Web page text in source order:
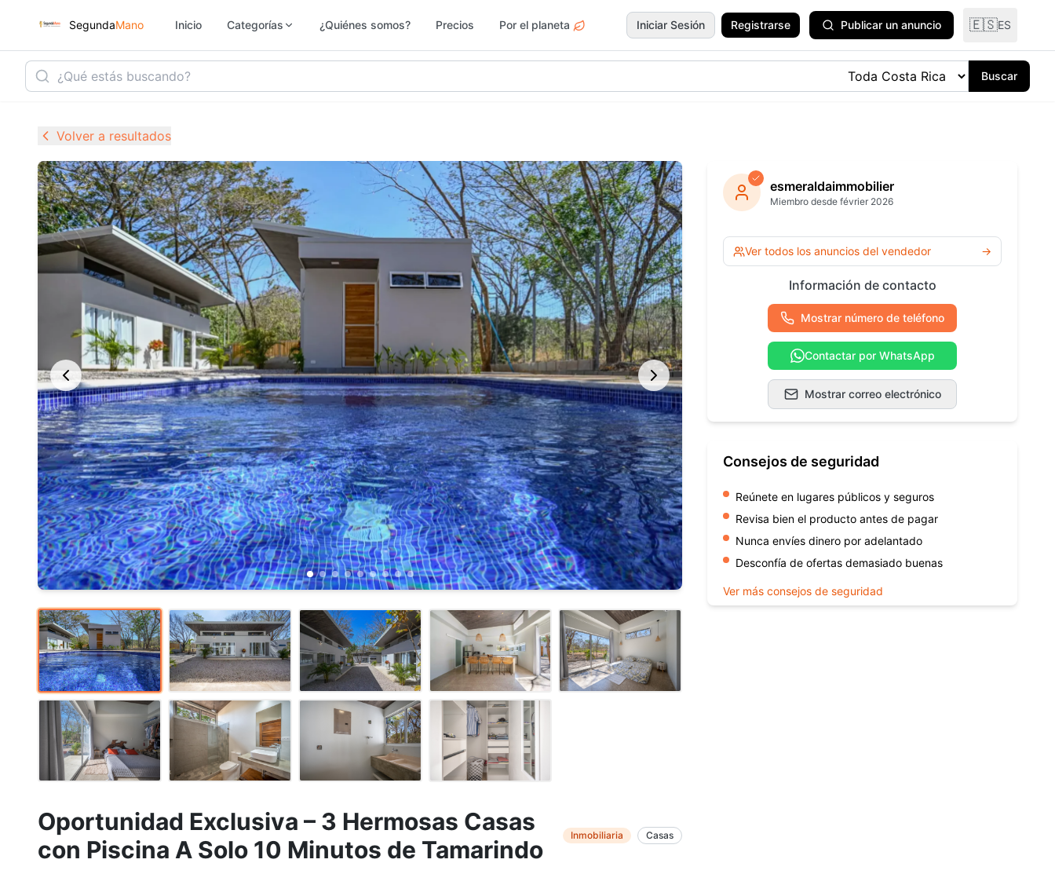
SegundaMano Inicio Categorías ¿Quiénes somos? Precios Por el planeta Iniciar Sesión Registrarse Publicar un anuncio 🇪🇸ES
Vehículos
Electrónica
Empleo
Servicios
Moda y
Accesorios
Vacacionales
Actividades y Ocio
Jardín y Plantas
Ferretería y
Droguería
Surf & Océano
Ver todas las
categorías
Buscar
Volver a resultados
Oportunidad Exclusiva – 3 Hermosas Casas
con Piscina A Solo 10 Minutos de Tamarindo
Inmobiliaria Casas
esmeraldaimmobilier
Miembro desde février 2026
Ver todos los anuncios del vendedor →
Información de contacto
Mostrar número de teléfono
Contactar por WhatsApp
Mostrar correo electrónico
Consejos de seguridad
Reúnete en lugares públicos y seguros
Revisa bien el producto antes de pagar
Nunca envíes dinero por adelantado
Desconfía de ofertas demasiado buenas
Ver más consejos de seguridad